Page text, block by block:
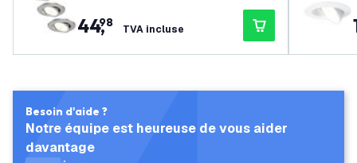
mable - IP65 - 7W - CCT - ø90mm -
5 ans de garantie - Convient pour l
a salle de bain
44,
98 TVA incluse
Besoin d'aide ?
Notre équipe est heureuse de vous aider
davantage